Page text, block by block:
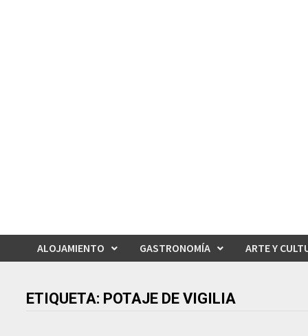
ALOJAMIENTO GASTRONOMÍA ARTE Y
ETIQUETA: POTAJE DE VIGILIA